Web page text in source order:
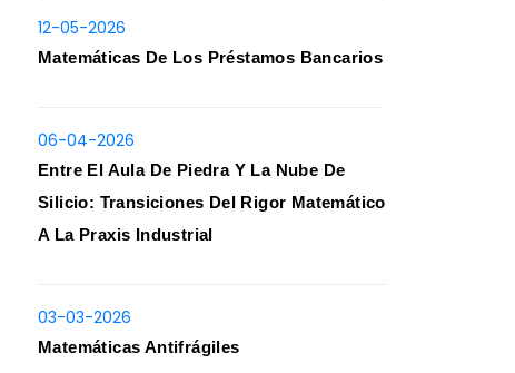
12-05-2026
Matemáticas De Los Préstamos Bancarios
06-04-2026
Entre El Aula De Piedra Y La Nube De
Silicio: Transiciones Del Rigor Matemático
A La Praxis Industrial
03-03-2026
Matemáticas Antifrágiles